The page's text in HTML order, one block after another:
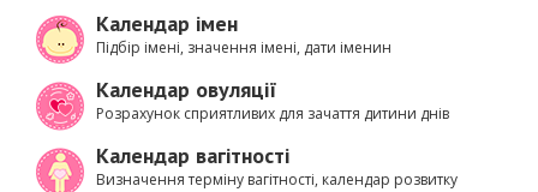
Календар імен
Підбір імені, значення імені, дати іменин
Календар овуляції
Розрахунок сприятливих для зачаття дитини днів
Календар вагітності
Визначення терміну вагітності, календар розвитку